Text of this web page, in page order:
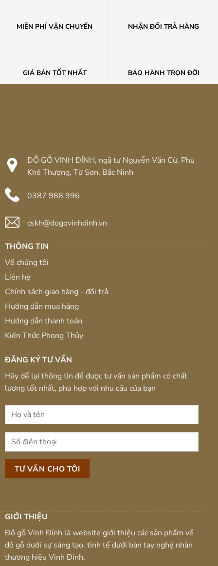
MIỄN PHÍ VẬN CHUYỂN NHẬN ĐỔI TRẢ HÀNG
GIÁ BÁN TỐT NHẤT BẢO HÀNH TRỌN ĐỜI
ĐỒ GỖ VINH ĐÍNH, ngã tư Nguyễn Văn Cừ, Phù
Khê Thượng, Từ Sơn, Bắc Ninh
0387 988 996
cskh@dogovinhdinh.vn
THÔNG TIN
Về chúng tôi
Liên hệ
Chính sách giao hàng - đổi trả
Hướng dẫn mua hàng
Hướng dẫn thanh toán
Kiến Thức Phong Thủy
ĐĂNG KÝ TƯ VẤN
Hãy để lại thông tin để được tư vấn sản phẩm có chất
lượng tốt nhất, phù hợp với nhu cầu của bạn
GIỚI THIỆU
Đồ gỗ Vinh Đính là website giới thiệu các sản phẩm về
đồ gỗ dưới sự sáng tạo, tinh tế dưới bàn tay nghệ nhân
thương hiệu Vinh Đỉnh.